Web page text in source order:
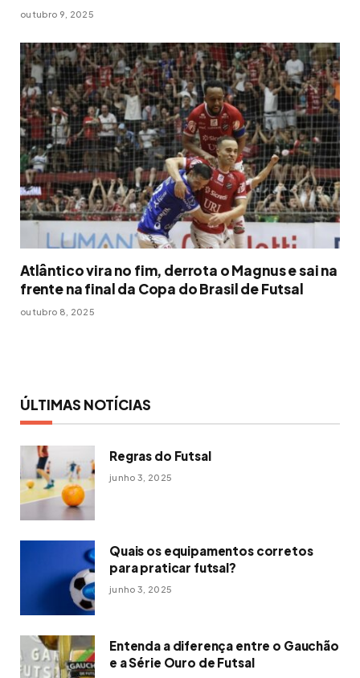
outubro 9, 2025
Atlântico vira no fim, derrota o Magnus e sai na
frente na final da Copa do Brasil de Futsal
outubro 8, 2025
ÚLTIMAS NOTÍCIAS
Regras do Futsal
junho 3, 2025
Quais os equipamentos corretos
para praticar futsal?
junho 3, 2025
Entenda a diferença entre o Gauchão
e a Série Ouro de Futsal